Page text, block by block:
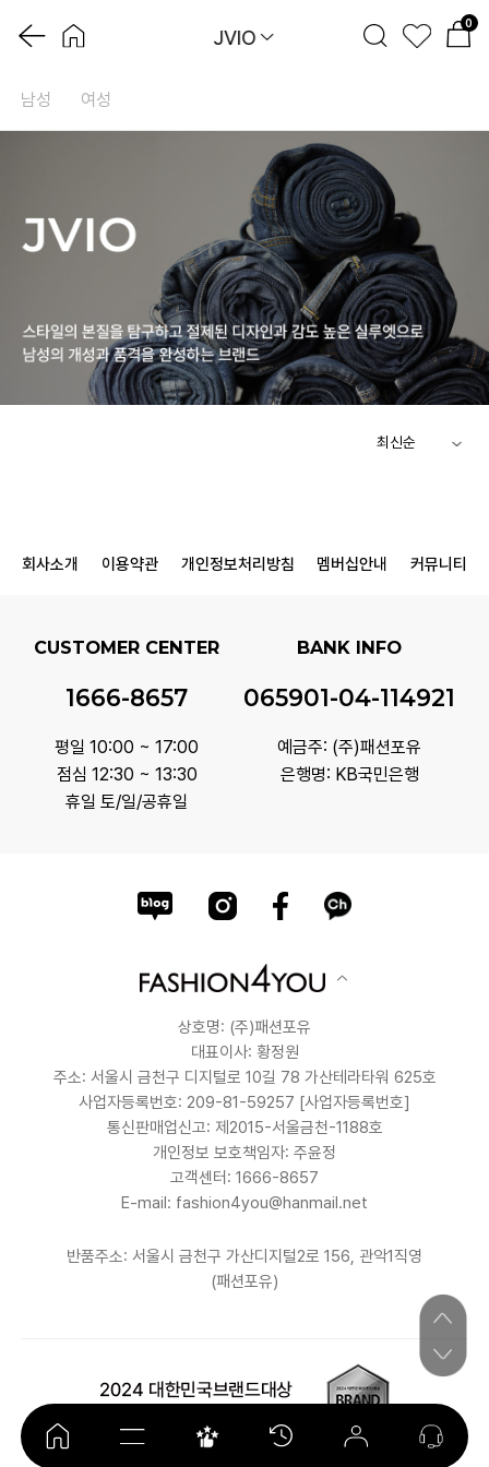
0
JVIO
남성 여성
회사소개 이용약관 개인정보처리방침 멤버십안내 커뮤니티
CUSTOMER CENTER
1666-8657
평일 10:00 ~ 17:00
점심 12:30 ~ 13:30
휴일 토/일/공휴일
BANK INFO
065901-04-114921
예금주: (주)패션포유
은행명: KB국민은행
상호명: (주)패션포유
대표이사: 황정원
주소: 서울시 금천구 디지털로 10길 78 가산테라타워 625호
사업자등록번호: 209-81-59257 [사업자등록번호]
통신판매업신고: 제2015-서울금천-1188호
개인정보 보호책임자: 주윤정
고객센터: 1666-8657
E-mail: fashion4you@hanmail.net
반품주소: 서울시 금천구 가산디지털2로 156, 관악1직영
(패션포유)